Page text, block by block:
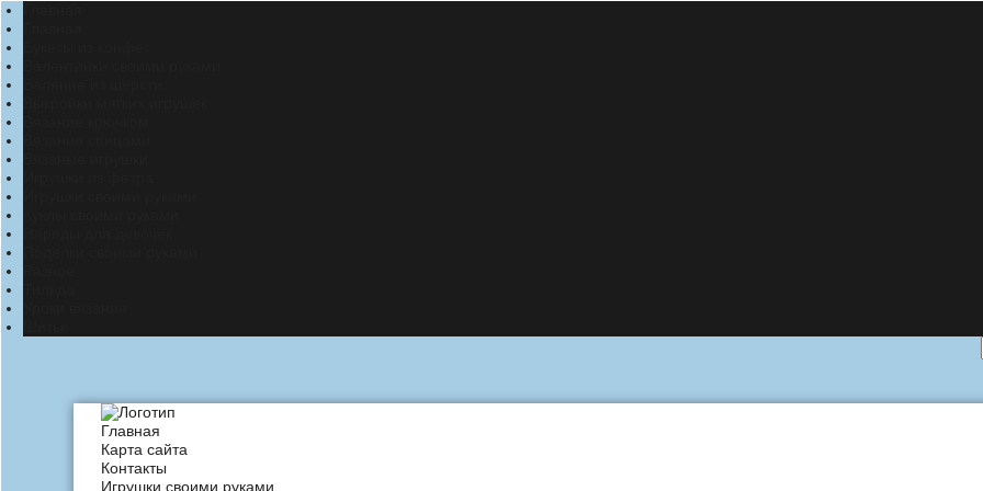
Главная
Карта сайта
Контакты
Игрушки своими руками